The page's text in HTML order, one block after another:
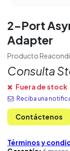
2-Port
Adapter
Producto
Consulta
Fuera de stock
Reciba una
Contáctenos
Términos y